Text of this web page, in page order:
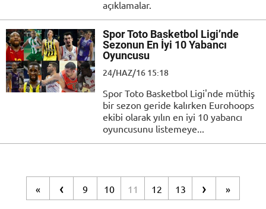
açıklamalar.
Spor Toto Basketbol Ligi’nde
Sezonun En İyi 10 Yabancı
Oyuncusu
24/HAZ/16 15:18
Spor Toto Basketbol Ligi'nde müthiş
bir sezon geride kalırken Eurohoops
ekibi olarak yılın en iyi 10 yabancı
oyuncusunu listemeye...
« ‹ 9 10 11 12 13 › »